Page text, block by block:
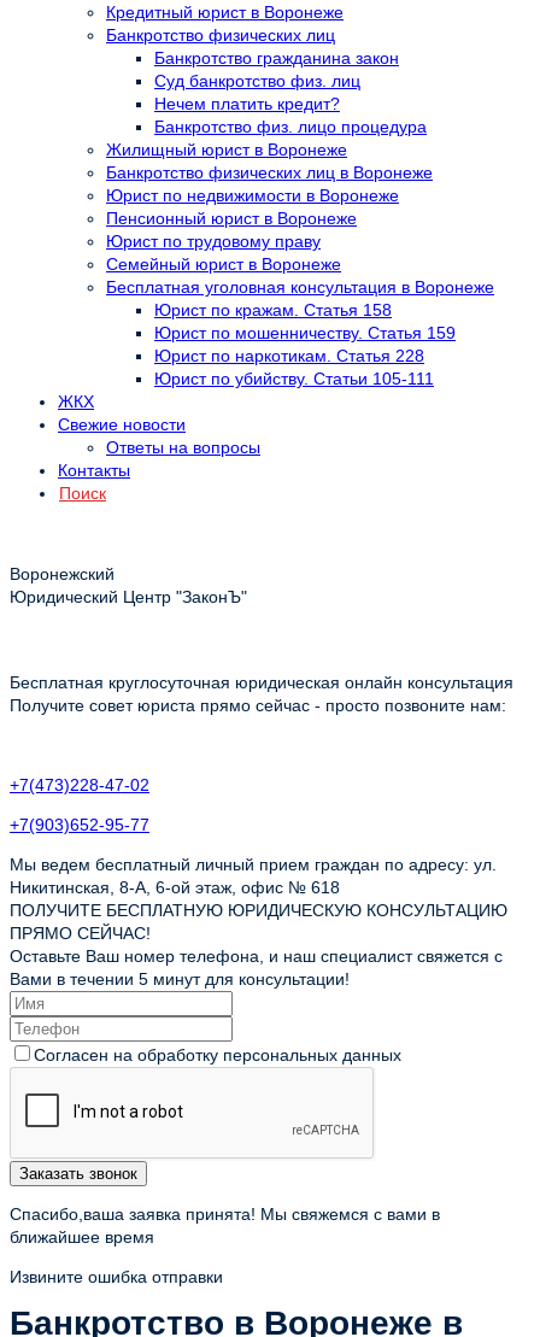
Кредитный юрист в Воронеже
Банкротство физических лиц
Банкротство гражданина закон
Суд банкротство физ. лиц
Нечем платить кредит?
Банкротство физ. лицо процедура
Жилищный юрист в Воронеже
Банкротство физических лиц в Воронеже
Юрист по недвижимости в Воронеже
Пенсионный юрист в Воронеже
Юрист по трудовому праву
Семейный юрист в Воронеже
Бесплатная уголовная консультация в Воронеже
Юрист по кражам. Статья 158
Юрист по мошенничеству. Статья 159
Юрист по наркотикам. Статья 228
Юрист по убийству. Статьи 105-111
ЖКХ
Свежие новости
Ответы на вопросы
Контакты
Поиск
Воронежский
Юридический Центр "ЗаконЪ"
Бесплатная круглосуточная юридическая онлайн консультация
Получите совет юриста прямо сейчас - просто позвоните нам:
+7(473)228-47-02
+7(903)652-95-77
Мы ведем бесплатный личный прием граждан по адресу: ул.
Никитинская, 8-А, 6-ой этаж, офис № 618
ПОЛУЧИТЕ БЕСПЛАТНУЮ ЮРИДИЧЕСКУЮ КОНСУЛЬТАЦИЮ
ПРЯМО СЕЙЧАС!
Оставьте Ваш номер телефона, и наш специалист свяжется с
Вами в течении 5 минут для консультации!
Согласен на обработку персональных данных
Заказать звонок
Спасибо,ваша заявка принята! Мы свяжемся с вами в
ближайшее время
Извините ошибка отправки
Банкротство в Воронеже в